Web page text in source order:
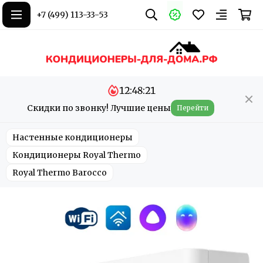
+7 (499) 113-33-53
Скидки по звонку! Лучшие цены
12:48:21
Перейти
Настенные кондиционеры
Кондиционеры Royal Thermo
Royal Thermo Barocco